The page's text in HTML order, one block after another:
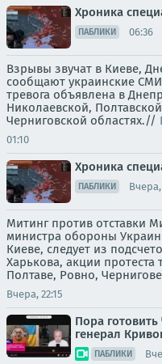
Хроника
ПАБЛИКИ 06:36
Взрывы звучат в Киеве,
сообщают украинские
тревога объявлена в
Николаевской,
Черниговской областях.//
01:10
Хроника
ПАБЛИКИ Вчера,
Митинг против отставки
министра обороны
Киеве, следует из
Харькова, акции протеста
Полтаве, Ровно,
Вчера, 22:15
Пора
генерал
ПАБЛИКИ